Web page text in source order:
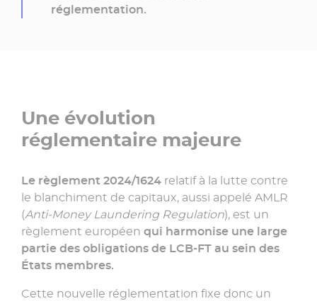
réglementation.
Une évolution
réglementaire majeure
Le règlement 2024/1624 relatif à la lutte contre
le blanchiment de capitaux, aussi appelé AMLR
(Anti-Money Laundering Regulation), est un
règlement européen qui harmonise une large
partie des obligations de LCB-FT au sein des
États membres.
Cette nouvelle réglementation fixe donc un